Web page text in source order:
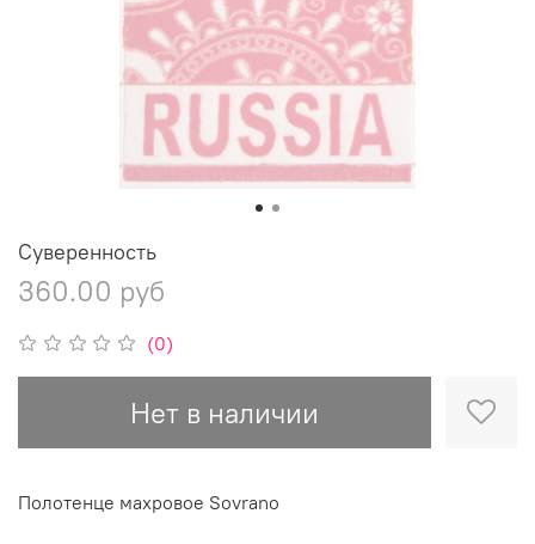
(0)
Суверенность
360.00 руб
Нет в наличии
Полотенце махровое Sovrano